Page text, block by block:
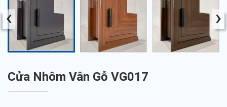
‹ ›
Cửa Nhôm Vân Gỗ VG017